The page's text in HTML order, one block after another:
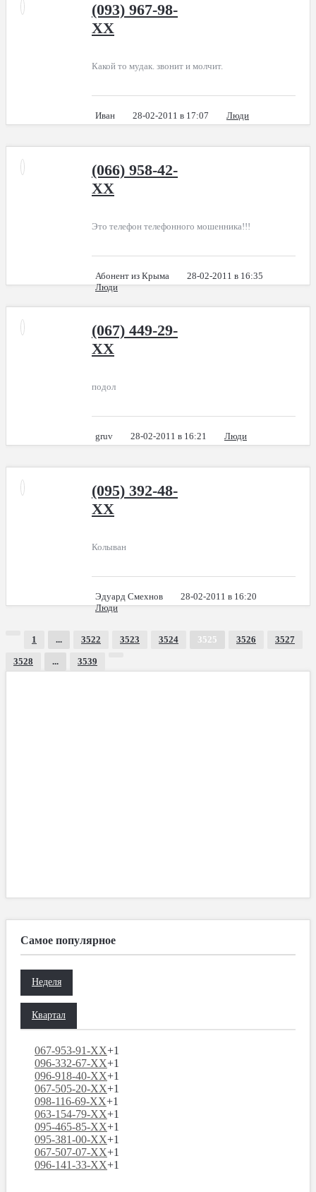
(093) 967-98-
XX
Какой то мудак. звонит и молчит.
Иван 28-02-2011 в 17:07 Люди
(066) 958-42-
XX
Это телефон телефонного мошенника!!!
Абонент из Крыма
28-02-2011 в 16:35
Люди
(067) 449-29-
XX
подол
gruv 28-02-2011 в 16:21 Люди
(095) 392-48-
XX
Колыван
Эдуард Смехнов
28-02-2011 в 16:20
Люди
1 ... 3522 3523 3524 3525 3526 3527
3528 ... 3539
Самое популярное
Неделя
Квартал
067-953-91-XX+1
096-332-67-XX+1
096-918-40-XX+1
067-505-20-XX+1
098-116-69-XX+1
063-154-79-XX+1
095-465-85-XX+1
095-381-00-XX+1
067-507-07-XX+1
096-141-33-XX+1